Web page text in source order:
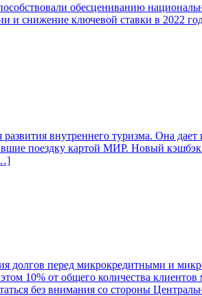
обесцениванию
и снижение ключевой ставки в
внутреннего туризма. Она
поездку картой МИР. Новый
долгов перед микрокредитными и
10% от общего количества
без внимания со стороны